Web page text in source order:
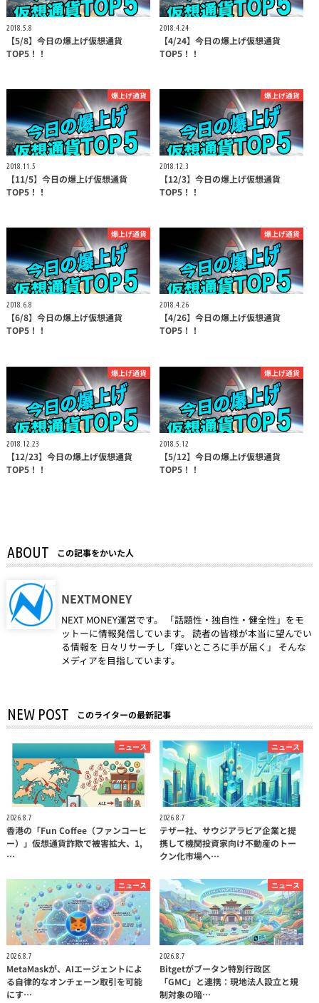
2018.5.8
【5/8】今日の爆上げ仮想通貨
TOP5！！
2018.4.24
【4/24】今日の爆上げ仮想通貨
TOP5！！
爆上げ通貨
2018.11.5
【11/5】今日の爆上げ仮想通貨
TOP5！！
爆上げ通貨
2018.12.3
【12/3】今日の爆上げ仮想通貨
TOP5！！
爆上げ通貨
2018.6.8
【6/8】今日の爆上げ仮想通貨
TOP5！！
爆上げ通貨
2018.4.26
【4/26】今日の爆上げ仮想通貨
TOP5！！
爆上げ通貨
2018.12.23
【12/23】今日の爆上げ仮想通貨
TOP5！！
爆上げ通貨
2018.5.12
【5/12】今日の爆上げ仮想通貨
TOP5！！
ABOUT この記事をかいた人
NEXTMONEY
NEXT MONEY運営です。 「話題性・独自性・健全性」をモ
ットーに情報発信しています。 読者の皆様が本当に望んでい
る情報を 日々リサーチし「痒いところに手が届く」 そんな
メディアを目指しています。
NEW POST このライターの最新記事
ニュース
2026.8.7
香港の「Fun Coffee（ファンコーヒ
ー）」仮想通貨詐欺で被害拡大、1,
…
ニュース
2026.8.7
テザー社、サウジアラビア企業と提
携して機関投資家向け不動産のトー
クン化市場へ…
ニュース
2026.8.7
MetaMaskが、AIエージェントによ
る自律的なオンチェーン取引を可能
にす…
ニュース
2026.8.7
Bitgetがブータン特別行政区
「GMC」と連携：現地法人設立と規
制対象の暗…